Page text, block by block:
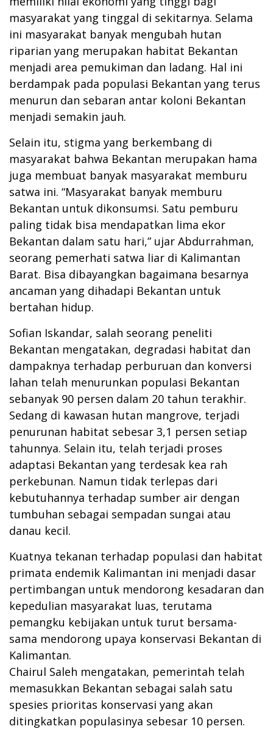
masyarakat yang tinggal di sekitarnya. Selama
ini masyarakat banyak mengubah hutan
riparian yang merupakan habitat Bekantan
menjadi area pemukiman dan ladang. Hal ini
berdampak pada populasi Bekantan yang terus
menurun dan sebaran antar koloni Bekantan
menjadi semakin jauh.
Selain itu, stigma yang berkembang di
masyarakat bahwa Bekantan merupakan hama
juga membuat banyak masyarakat memburu
satwa ini. “Masyarakat banyak memburu
Bekantan untuk dikonsumsi. Satu pemburu
paling tidak bisa mendapatkan lima ekor
Bekantan dalam satu hari,” ujar Abdurrahman,
seorang pemerhati satwa liar di Kalimantan
Barat. Bisa dibayangkan bagaimana besarnya
ancaman yang dihadapi Bekantan untuk
bertahan hidup.
Sofian Iskandar, salah seorang peneliti
Bekantan mengatakan, degradasi habitat dan
dampaknya terhadap perburuan dan konversi
lahan telah menurunkan populasi Bekantan
sebanyak 90 persen dalam 20 tahun terakhir.
Sedang di kawasan hutan mangrove, terjadi
penurunan habitat sebesar 3,1 persen setiap
tahunnya. Selain itu, telah terjadi proses
adaptasi Bekantan yang terdesak kea rah
perkebunan. Namun tidak terlepas dari
kebutuhannya terhadap sumber air dengan
tumbuhan sebagai sempadan sungai atau
danau kecil.
Kuatnya tekanan terhadap populasi dan habitat
primata endemik Kalimantan ini menjadi dasar
pertimbangan untuk mendorong kesadaran dan
kepedulian masyarakat luas, terutama
pemangku kebijakan untuk turut bersama-
sama mendorong upaya konservasi Bekantan di
Kalimantan.
Chairul Saleh mengatakan, pemerintah telah
memasukkan Bekantan sebagai salah satu
spesies prioritas konservasi yang akan
ditingkatkan populasinya sebesar 10 persen.